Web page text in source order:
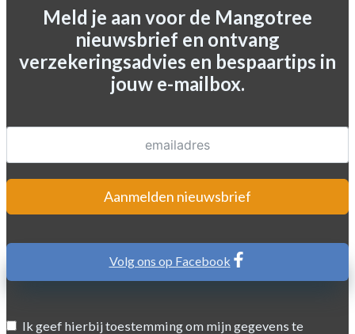
Meld je aan voor de Mangotree
nieuwsbrief en ontvang
verzekeringsadvies en bespaartips in
jouw e-mailbox.
Aanmelden nieuwsbrief
Volg ons op Facebook
Ik geef hierbij toestemming om mijn gegevens te